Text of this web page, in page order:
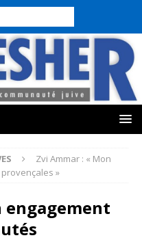
istanbul escort bayanlar
seks numara sıcak sex
sohbet numaraları
ucuz
Zvi Ammar : « Mon
»
engagement